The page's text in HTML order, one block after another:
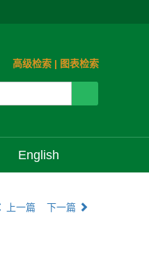
高级检索 | 图表检索
English
上一篇 下一篇